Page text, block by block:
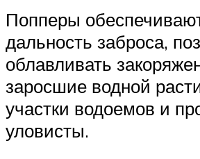
Попперы
дальность заброса,
облавливать
заросшие водной
участки водоемов и
уловисты.